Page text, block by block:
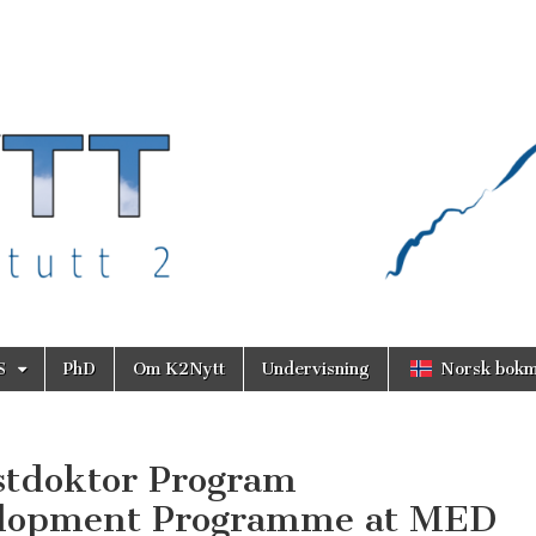
PhD Om K2Nytt Undervisning Norsk
Program
Programme at MED